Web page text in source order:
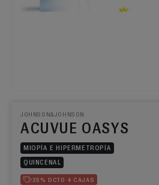
JOHNSON&JOHNSON
ACUVUE OASYS
MIOPÍA E HIPERMETROPÍA
QUINCENAL
35% DCTO 4 CAJAS